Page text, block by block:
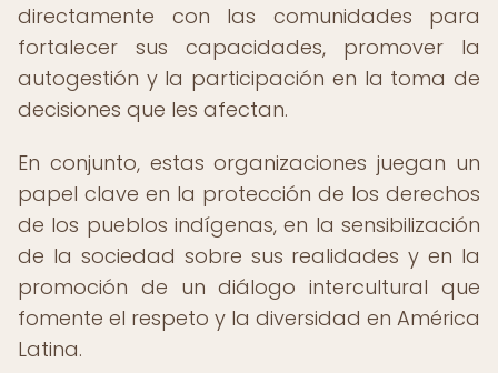
directamente con las comunidades para
fortalecer sus capacidades, promover la
autogestión y la participación en la toma de
decisiones que les afectan.
En conjunto, estas organizaciones juegan un
papel clave en la protección de los derechos
de los pueblos indígenas, en la sensibilización
de la sociedad sobre sus realidades y en la
promoción de un diálogo intercultural que
fomente el respeto y la diversidad en América
Latina.